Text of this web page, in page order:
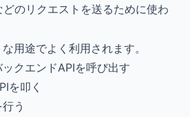
どのリクエストを送るために使わ
用途でよく利用されます。
クエンドAPIを呼び出す
を叩く
う